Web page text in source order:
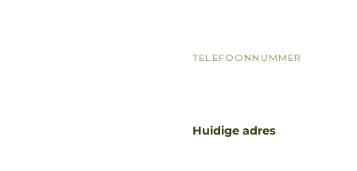
TELEFOONNUMMER
Huidige adres